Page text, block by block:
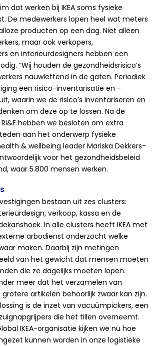
dat werken bij IKEA soms fysieke
De medewerkers lopen heel wat meters
producten op een dag. Niet alleen
maar ook verkopers,
en interieurdesigners hebben een
“Wij houden de gezondheidsrisico’s
nauwlettend in de gaten. Periodiek
een risico-inventarisatie en -
waarin we de risico’s inventariseren en
om deze op te lossen. Na de
hebben we besloten om extra
aan het onderwerp fysieke
& wellbeing leader Mariska Dekkers-
voor het gezondheidsbeleid
waar 5.800 mensen werken.
bestaan uit zes clusters:
verkoop, kassa en de
In alle clusters heeft IKEA met
arbodienst onderzocht welke
maken. Daarbij zijn metingen
van het gewicht dat mensen moeten
die ze dagelijks moeten lopen.
meer dat het verzamelen van
artikelen behoorlijk zwaar kan zijn.
is de inzet van vacuümpickers, een
die het tillen overneemt.
IKEA-organisatie kijken we nu hoe
kunnen worden in onze logistieke